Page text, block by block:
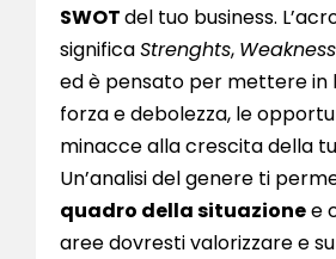
SWOTdel tuo business.
significaStrenghts,
ed è pensato per mettere in
forza e debolezza, le
minacce alla crescita della
Un’analisi del genere ti
quadro della situazionee
aree dovresti valorizzare e